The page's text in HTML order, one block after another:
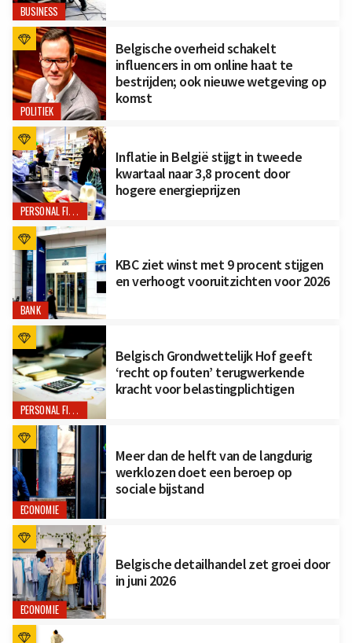
BUSINESS
POLITIEK
Belgische overheid schakelt
influencers in om online haat te
bestrijden; ook nieuwe wetgeving op
komst
PERSONAL FINANCE
Inflatie in België stijgt in tweede
kwartaal naar 3,8 procent door
hogere energieprijzen
BANK
KBC ziet winst met 9 procent stijgen
en verhoogt vooruitzichten voor 2026
PERSONAL FINANCE
Belgisch Grondwettelijk Hof geeft
‘recht op fouten’ terugwerkende
kracht voor belastingplichtigen
ECONOMIE
Meer dan de helft van de langdurig
werklozen doet een beroep op
sociale bijstand
ECONOMIE
Belgische detailhandel zet groei door
in juni 2026